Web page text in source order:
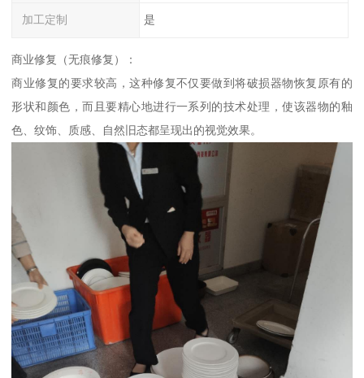
加工定制 是
商业修复（无痕修复）：
商业修复的要求较高，这种修复不仅要做到将破损器物恢复原有的
形状和颜色，而且要精心地进行一系列的技术处理，使该器物的釉
色、纹饰、质感、自然旧态都呈现出的视觉效果。